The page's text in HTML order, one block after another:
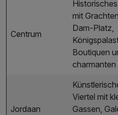
Centrum
mit
Dam-Platz,
Boutiquen
charmanten
Jordaan
Viertel mit
Gassen,